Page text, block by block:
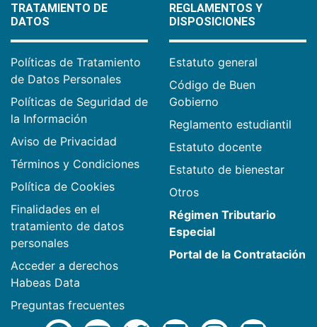
TRATAMIENTO DE
DATOS
Políticas de Tratamiento
de Datos Personales
Políticas de Seguridad de
la Información
Aviso de Privacidad
Términos y Condiciones
Política de Cookies
Finalidades en el
tratamiento de datos
personales
Acceder a derechos
Habeas Data
Preguntas frecuentes
REGLAMENTOS Y
DISPOSICIONES
Estatuto general
Código de Buen
Gobierno
Reglamento estudiantil
Estatuto docente
Estatuto de bienestar
Otros
Régimen Tributario
Especial
Portal de la Contratación